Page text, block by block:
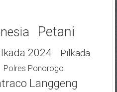
Petani
2024
Pilkada
Polres Ponorogo
Langgeng